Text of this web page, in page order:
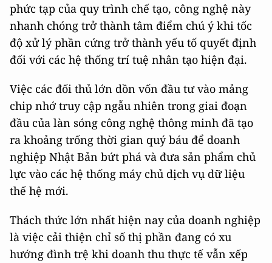
phức tạp của quy trình chế tạo, công nghệ này
nhanh chóng trở thành tâm điểm chú ý khi tốc
độ xử lý phần cứng trở thành yếu tố quyết định
đối với các hệ thống trí tuệ nhân tạo hiện đại.
Việc các đối thủ lớn dồn vốn đầu tư vào mảng
chip nhớ truy cập ngẫu nhiên trong giai đoạn
đầu của làn sóng công nghệ thông minh đã tạo
ra khoảng trống thời gian quý báu để doanh
nghiệp Nhật Bản bứt phá và đưa sản phẩm chủ
lực vào các hệ thống máy chủ dịch vụ dữ liệu
thế hệ mới.
Thách thức lớn nhất hiện nay của doanh nghiệp
là việc cải thiện chỉ số thị phần đang có xu
hướng đình trệ khi doanh thu thực tế vẫn xếp